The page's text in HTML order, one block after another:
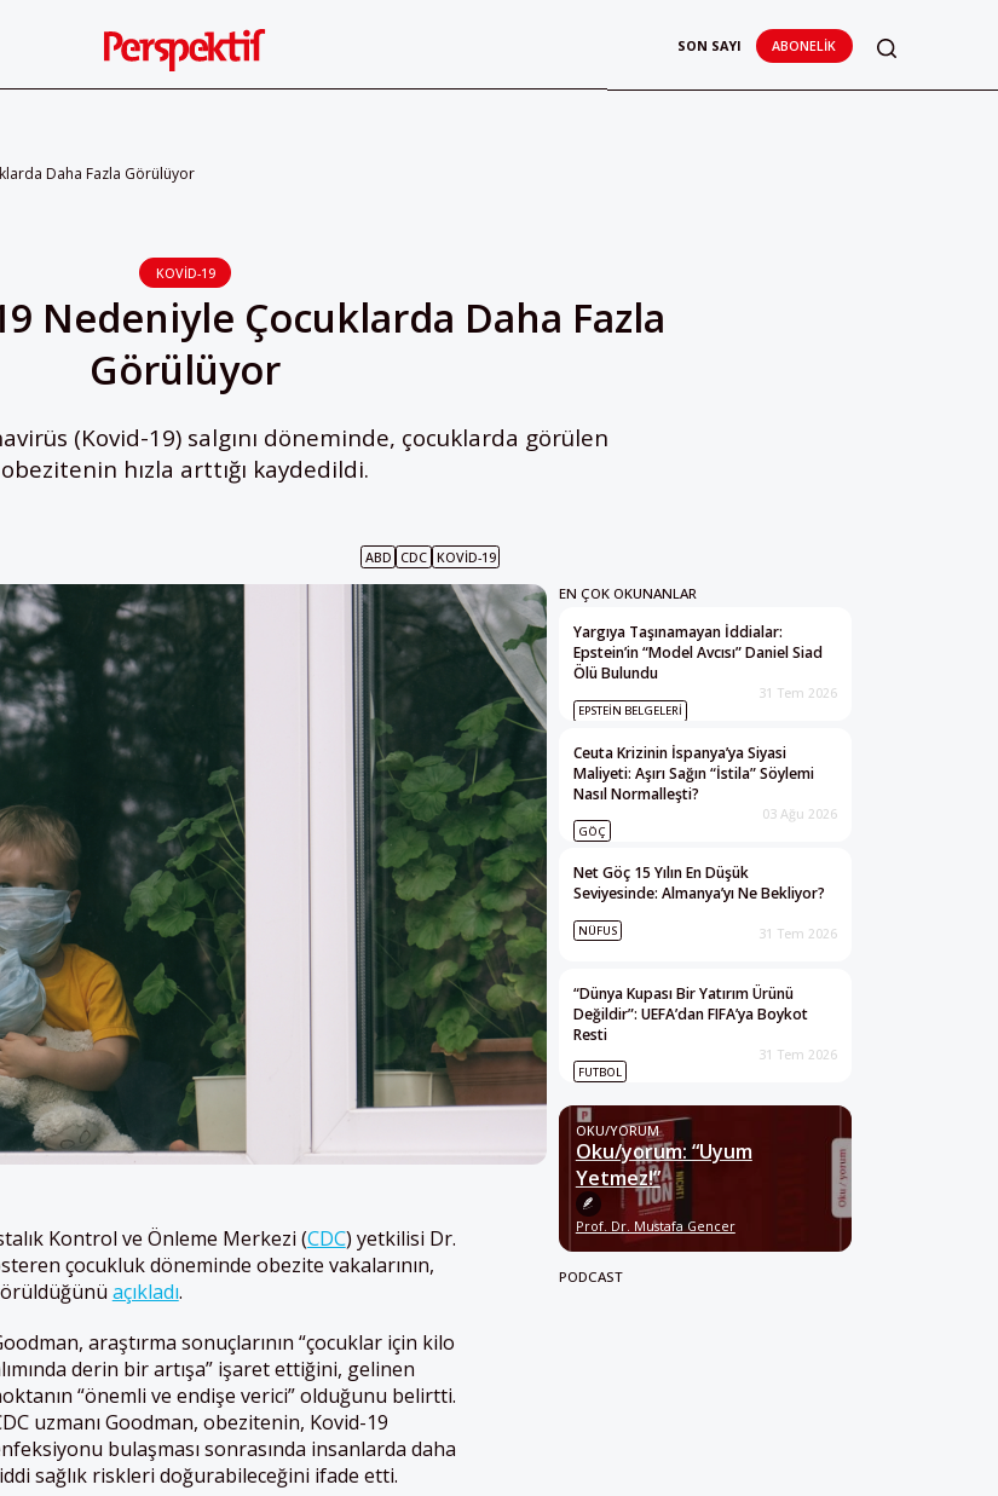
SON SAYI ABONELIK
Daha Fazla Görülüyor
KOVID-19
Nedeniyle Çocuklarda Daha Fazla
Görülüyor
(Kovid-19) salgını döneminde, çocuklarda görülen
obezitenin hızla arttığı kaydedildi.
ABD CDC KOVID-19
Kontrol ve Önleme Merkezi (CDC) yetkilisi Dr.
çocukluk döneminde obezite vakalarının,
açıkladı.
araştırma sonuçlarının “çocuklar için kilo
derin bir artışa” işaret ettiğini, gelinen
“önemli ve endişe verici” olduğunu belirtti.
uzmanı Goodman, obezitenin, Kovid-19
bulaşması sonrasında insanlarda daha
sağlık riskleri doğurabileceğini ifade etti.
EN ÇOK OKUNANLAR
Yargıya Taşınamayan İddialar:
Epstein’in “Model Avcısı” Daniel Siad
Ölü Bulundu
EPSTEIN BELGELERI
31 Tem 2026
Ceuta Krizinin İspanya’ya Siyasi
Maliyeti: Aşırı Sağın “İstila” Söylemi
Nasıl Normalleşti?
GÖÇ
03 Ağu 2026
Net Göç 15 Yılın En Düşük
Seviyesinde: Almanya’yı Ne Bekliyor?
NÜFUS 31 Tem 2026
“Dünya Kupası Bir Yatırım Ürünü
Değildir”: UEFA’dan FIFA’ya Boykot
Resti
FUTBOL
31 Tem 2026
OKU/YORUM
Oku/yorum: “Uyum
Yetmez!”
Prof. Dr. Mustafa Gencer
PODCAST